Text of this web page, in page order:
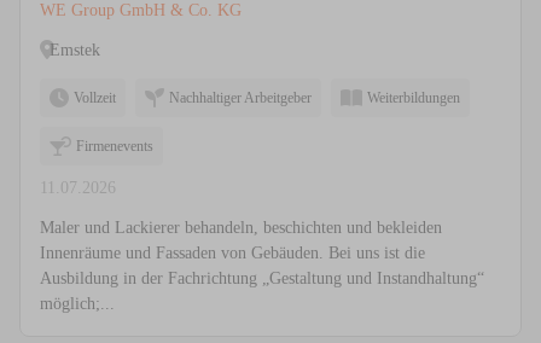
WE Group GmbH & Co. KG
Emstek
Vollzeit Nachhaltiger Arbeitgeber Weiterbildungen
Firmenevents
11.07.2026
Maler und Lackierer behandeln, beschichten und bekleiden
Innenräume und Fassaden von Gebäuden. Bei uns ist die
Ausbildung in der Fachrichtung „Gestaltung und Instandhaltung“
möglich;...